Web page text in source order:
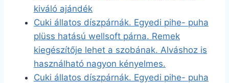
kiváló ajándék
Cuki állatos díszpárnák. Egyedi pihe- puha
plüss hatású wellsoft párna. Remek
kiegészítője lehet a szobának. Alváshoz is
használható nagyon kényelmes.
Cuki állatos díszpárnák. Egyedi pihe- puha